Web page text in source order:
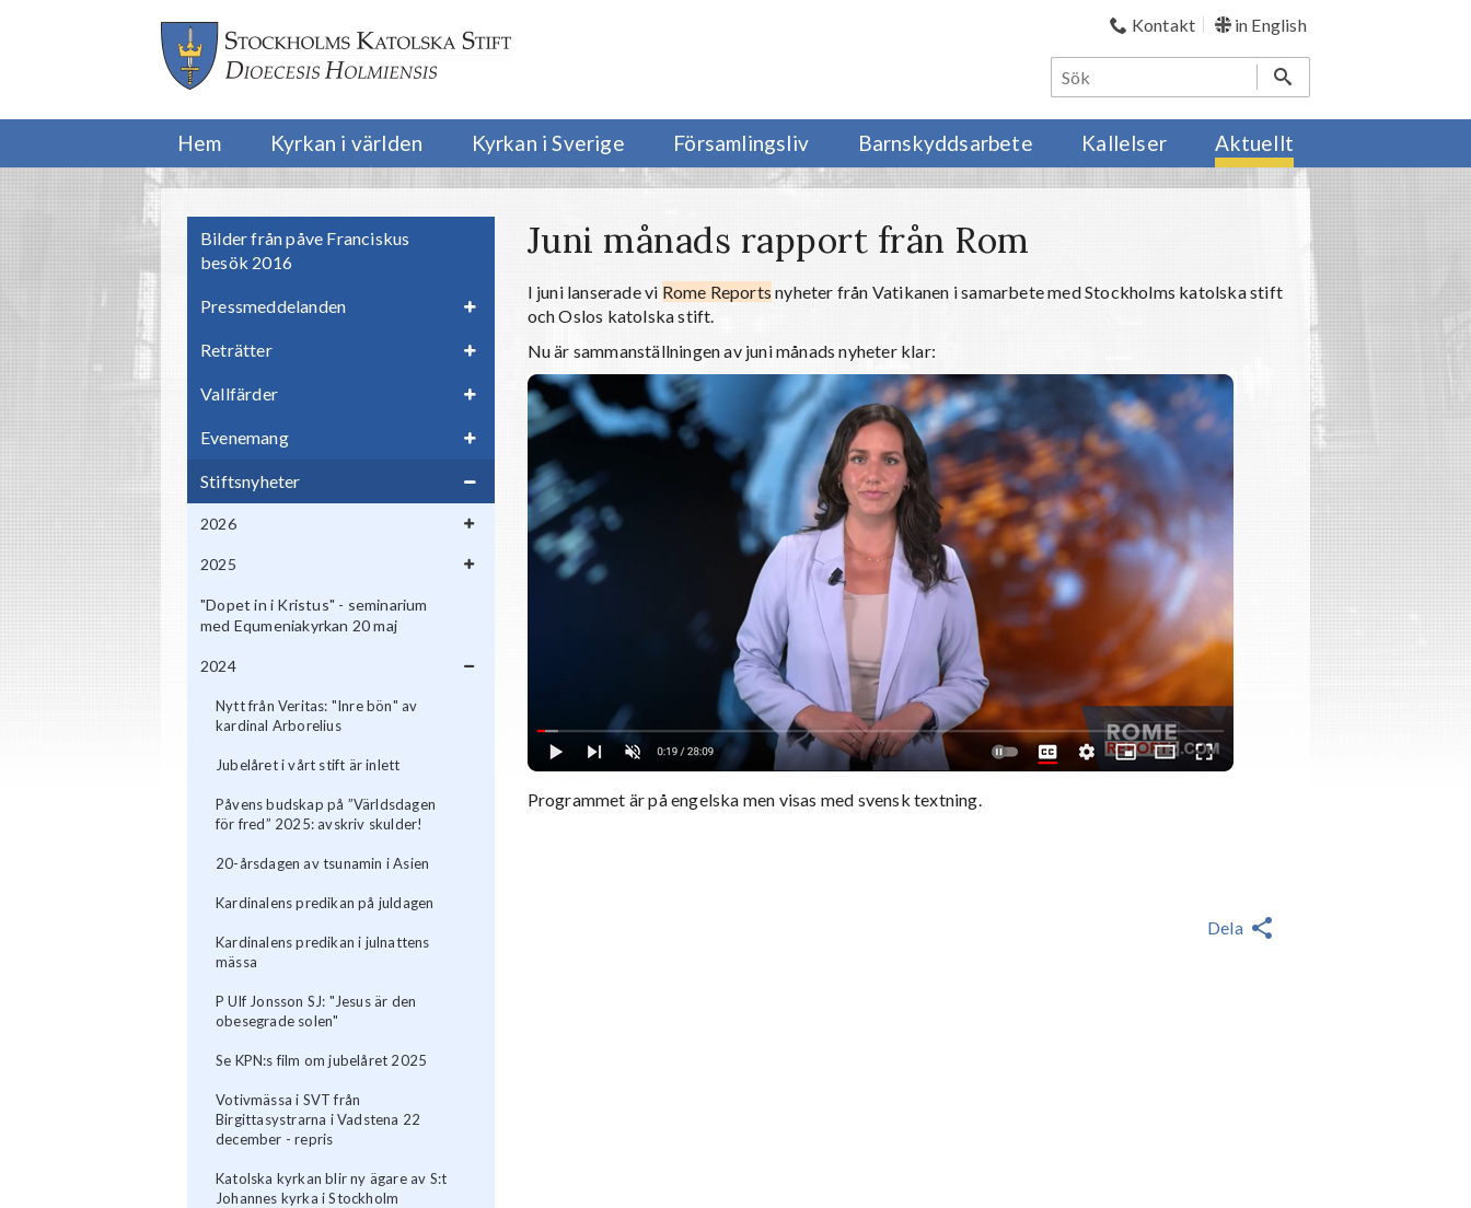
Kontakt in English
Hem Kyrkan i världen Kyrkan i Sverige Församlingsliv Barnskyddsarbete Kallelser Aktuellt
Bilder från påve Franciskus
besök 2016
Pressmeddelanden
Reträtter
Vallfärder
Evenemang
Stiftsnyheter
2026
2025
"Dopet in i Kristus" - seminarium
med Equmeniakyrkan 20 maj
2024
Nytt från Veritas: "Inre bön" av
kardinal Arborelius
Jubelåret i vårt stift är inlett
Påvens budskap på ”Världsdagen
för fred” 2025: avskriv skulder!
20-årsdagen av tsunamin i Asien
Kardinalens predikan på juldagen
Kardinalens predikan i julnattens
mässa
P Ulf Jonsson SJ: "Jesus är den
obesegrade solen"
Se KPN:s film om jubelåret 2025
Votivmässa i SVT från
Birgittasystrarna i Vadstena 22
december - repris
Katolska kyrkan blir ny ägare av S:t
Johannes kyrka i Stockholm
Juni månads rapport från Rom
I juni lanserade vi Rome Reports nyheter från Vatikanen i samarbete med Stockholms katolska stift
och Oslos katolska stift.
Nu är sammanställningen av juni månads nyheter klar:
Programmet är på engelska men visas med svensk textning.
Dela